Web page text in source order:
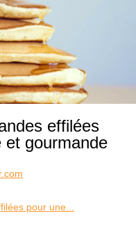
effilées
et gourmande
pour une...